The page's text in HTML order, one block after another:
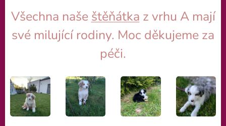
Všechna naše štěňátka z vrhu A mají
své milující rodiny. Moc děkujeme za
péči.